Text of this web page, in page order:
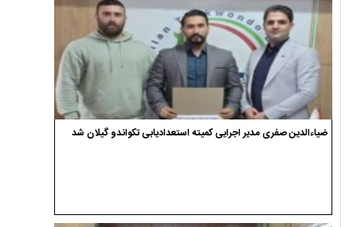
ضیاءالدین صفری مدیر اجرایی کمیته استعدادیابی تکواندو گیلان شد